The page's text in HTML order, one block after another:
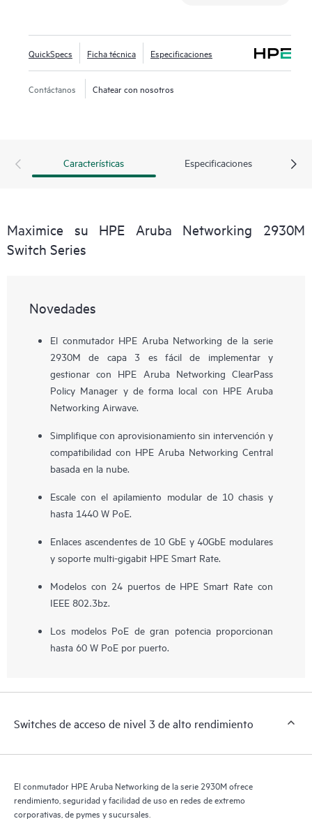
QuickSpecs Ficha técnica Especificaciones
Contáctanos Chatear con nosotros
Características Especificaciones
Maximice su HPE Aruba Networking 2930M
Switch Series
Novedades
El conmutador HPE Aruba Networking de la serie
2930M de capa 3 es fácil de implementar y
gestionar con HPE Aruba Networking ClearPass
Policy Manager y de forma local con HPE Aruba
Networking Airwave.
Simplifique con aprovisionamiento sin intervención y
compatibilidad con HPE Aruba Networking Central
basada en la nube.
Escale con el apilamiento modular de 10 chasis y
hasta 1440 W PoE.
Enlaces ascendentes de 10 GbE y 40GbE modulares
y soporte multi-gigabit HPE Smart Rate.
Modelos con 24 puertos de HPE Smart Rate con
IEEE 802.3bz.
Los modelos PoE de gran potencia proporcionan
hasta 60 W PoE por puerto.
Switches de acceso de nivel 3 de alto rendimiento
El conmutador HPE Aruba Networking de la serie 2930M ofrece
rendimiento, seguridad y facilidad de uso en redes de extremo
corporativas, de pymes y sucursales.